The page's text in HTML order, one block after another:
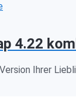
4.22
Ihrer